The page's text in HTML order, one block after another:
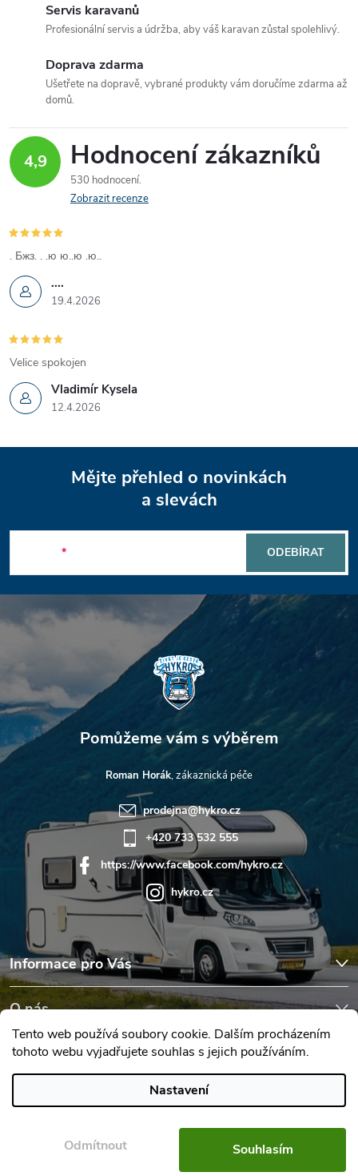
Tento web používá soubory cookie. Dalším procházením
tohoto webu vyjadřujete souhlas s jejich používáním.
Nastavení
Odmítnout Souhlasím
p
r
k
y
v
p
i
s
u
Servis karavanů
Profesionální servis a údržba, aby váš karavan zůstal spolehlivý.
Doprava zdarma
Ušetřete na dopravě, vybrané produkty vám doručíme zdarma až
domů.
4,9 Hodnocení zákazníků
530 hodnocení
Zobrazit recenze
....
19.4.2026
. Бжз. . .ю ю..ю .ю..
Vladimír Kysela
12.4.2026
Velice spokojen
p
a
t
í
Mějte přehled o novinkách
a slevách
ODEBÍRAT
Informace pro Vás
O nás
Hodnocení obchodu
Roman Horák
prodejna@hykro.cz
+420 733 532 555
https://www.facebook.com/hykro.cz
hykro.cz
Copyright 2026Karavany Hykro. Všechna práva vyhrazena.Upravit
nastavení cookies